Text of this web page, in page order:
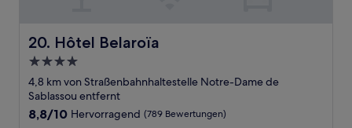
20. Hôtel Belaroïa
Hôtel Belaroïa
4.0-
Sterne-
Unterkunft
4,8 km von Straßenbahnhaltestelle Notre-Dame de
Sablassou entfernt
8.8
8,8/10 Hervorragend (789 Bewertungen)